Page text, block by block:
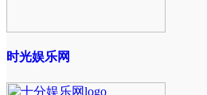
时光娱乐网